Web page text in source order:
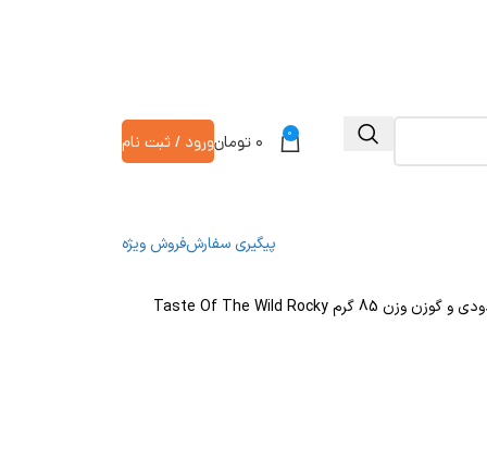
0 ۰تومانورود / ثبت نام
پیگیری سفارشفروش ویژه
پوچ گربه عقیم تیست آف د وایلد طعم سالمون دودی و گوزن وزن 85 گرم Taste Of The Wild Rocky